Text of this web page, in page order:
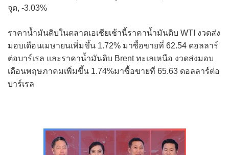
จุด, -3.03%
ราคาน้ำมันดิบในตลาดเอเชียเช้านี้ราคาน้ำมันดิบ WTI งวดส่ง
มอบเดือนเมษายนเพิ่มขึ้น 1.72% มาซื้อขายที่ 62.54 ดอลลาร์
ต่อบาร์เรล และราคาน้ำมันดิบ Brent ทะเลเหนือ งวดส่งมอบ
เดือนพฤษภาคมเพิ่มขึ้น 1.74%มาซื้อขายที่ 65.63 ดอลลาร์ต่อ
บาร์เรล